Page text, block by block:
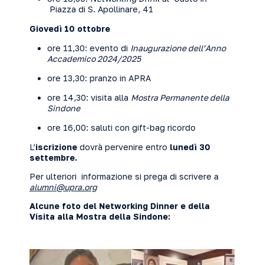
Piazza di S. Apollinare, 41
Giovedì 10 ottobre
ore 11,30: evento di Inaugurazione dell’Anno
Accademico 2024/2025
ore 13,30: pranzo in APRA
ore 14,30: visita alla Mostra Permanente della
Sindone
ore 16,00: saluti con gift-bag ricordo
L’iscrizione dovrà pervenire entro lunedì 30
settembre.
Per ulteriori informazione si prega di scrivere a
alumni@upra.org
Alcune foto del Networking Dinner e della
Visita alla Mostra della Sindone: